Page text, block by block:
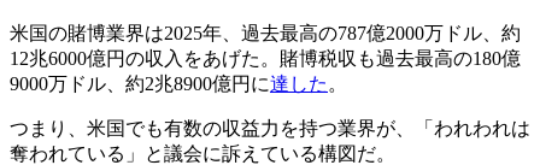
米国の賭博業界は2025年、過去最高の787億2000万ドル、約
12兆6000億円の収入をあげた。賭博税収も過去最高の180億
9000万ドル、約2兆8900億円に達した 。
つまり、米国でも有数の収益力を持つ業界が、「われわれは
奪われている」と議会に訴えている構図だ。